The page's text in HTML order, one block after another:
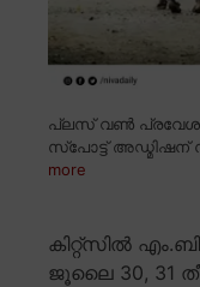
പ്ലസ് വൺ
സ്പോട്ട് അഡ്മിഷന്
more
കിറ്റ്സിൽ
ജൂലൈ 30, 31